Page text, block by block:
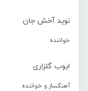
نوید آخش جان
خواننده
ایوب گلزاری
آهنگساز و خواننده